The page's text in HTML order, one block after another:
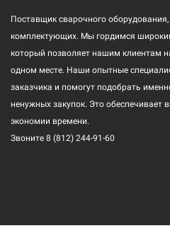
Поставщик сварочного
комплектующих. Мы гордимся
который позволяет нашим клиентам
одном месте. Наши опытные
заказчика и помогут подобрать
ненужных закупок. Это обеспечивает
экономии времени.
Звоните 8 (812) 244-91-60